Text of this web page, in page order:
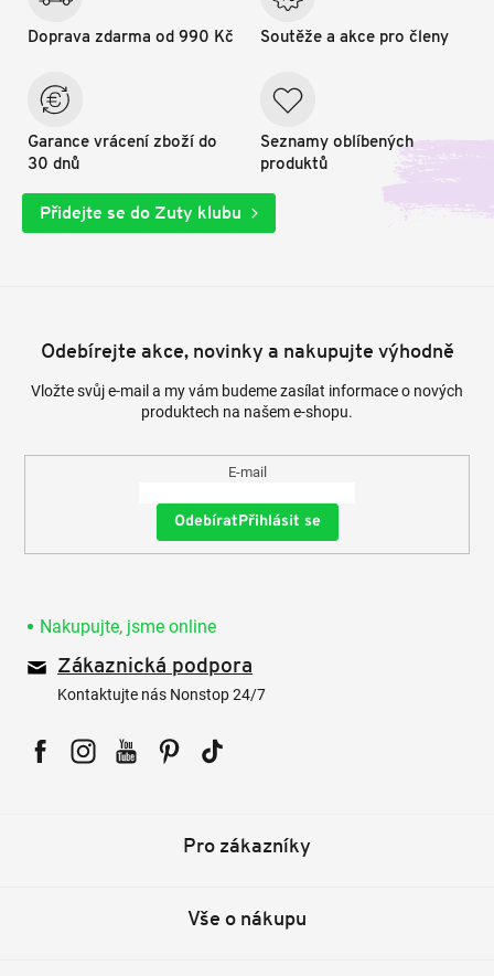
Doprava zdarma od 990 Kč
Garance vrácení zboží do
30 dnů
Soutěže a akce pro členy
Seznamy oblíbených
produktů
Přidejte se do Zuty klubu
Odebírejte akce, novinky a nakupujte výhodně
Vložte svůj e-mail a my vám budeme zasílat informace o nových
produktech na našem e-shopu.
E-mail
Přihlásit se
Nakupujte, jsme online
Zákaznická podpora
Kontaktujte nás Nonstop 24/7
Pro zákazníky
Vše o nákupu